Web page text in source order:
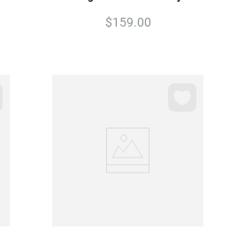
$159.00